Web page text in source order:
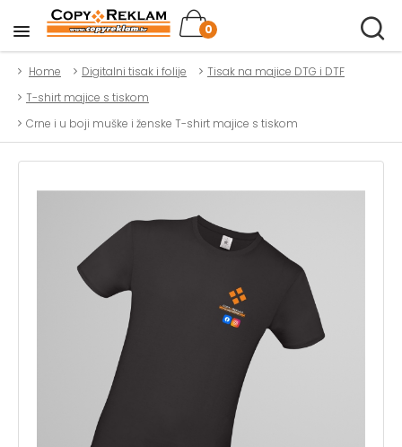
0
Home Digitalni tisak i folije
Tisak na majice DTG i DTF
T-shirt majice s tiskom
Crne i u boji muške i ženske T-shirt majice s tiskom